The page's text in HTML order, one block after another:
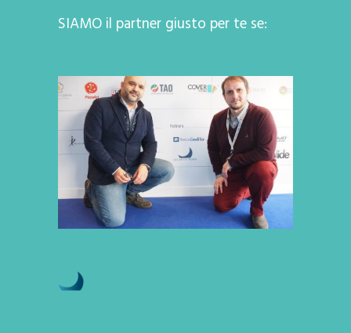
SIAMO il partner giusto per te se: